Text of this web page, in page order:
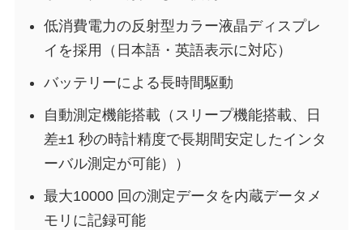
低消費電力の反射型カラー液晶ディスプレ
イを採用（日本語・英語表示に対応）
バッテリーによる長時間駆動
自動測定機能搭載（スリープ機能搭載、日
差±1 秒の時計精度で長期間安定したインタ
ーバル測定が可能））
最大10000 回の測定データを内蔵データメ
モリに記録可能